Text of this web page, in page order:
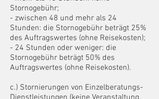
Stornogebühr;
- zwischen 48 und mehr als 24
Stunden: die Stornogebühr beträgt 25%
des Auftragswertes (ohne Reisekosten);
- 24 Stunden oder weniger: die
Stornogebühr beträgt 50% des
Auftragswertes (ohne Reisekosten).
c.) Stornierungen von Einzelberatungs-